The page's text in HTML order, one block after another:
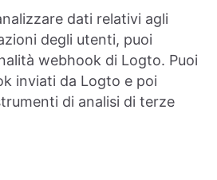
dati relativi agli
degli utenti, puoi
webhook di Logto. Puoi
inviati da Logto e poi
di analisi di terze